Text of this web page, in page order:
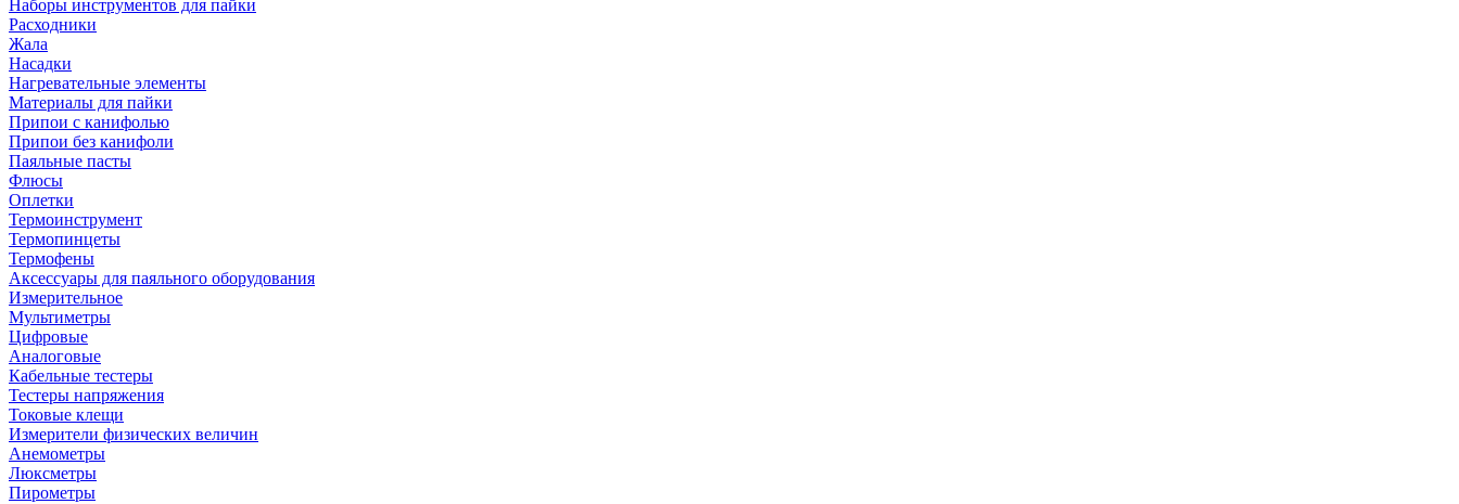
Наборы инструментов для пайки
Расходники
Жала
Насадки
Нагревательные элементы
Материалы для пайки
Припои с канифолью
Припои без канифоли
Паяльные пасты
Флюсы
Оплетки
Термоинструмент
Термопинцеты
Термофены
Аксессуары для паяльного оборудования
Измерительное
Мультиметры
Цифровые
Аналоговые
Кабельные тестеры
Тестеры напряжения
Токовые клещи
Измерители физических величин
Анемометры
Люксметры
Пирометры